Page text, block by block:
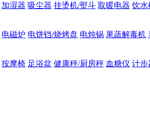
加湿器 吸尘器 挂烫机/熨斗 取暖电器 饮水
电磁炉 电饼铛/烧烤盘 电炖锅 果蔬解毒机
按摩椅 足浴盆 健康秤/厨房秤 血糖仪 计步